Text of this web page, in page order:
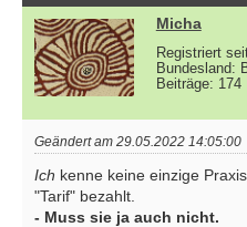
Micha
Registriert
Bundesland:
Beiträge: 174
Geändert am 29.05.2022 14:05:00
Ich kenne keine einzige
"Tarif" bezahlt.
- Muss sie ja auch nicht.